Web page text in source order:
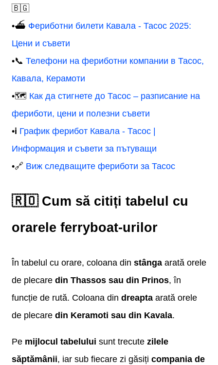
🇧🇬
•⛴️ Фериботни билети Кавала - Тасос 2025:
Цени и съвети
•📞 Телефони на фериботни компании в Тасос,
Кавала, Керамоти
•🗺️ Как да стигнете до Тасос – разписание на
фериботи, цени и полезни съвети
•ℹ️ График ферибот Кавала - Тасос |
Информация и съвети за пътуващи
•🔗 Виж следващите фериботи за Тасос
🇷🇴 Cum să citiți tabelul cu
orarele ferryboat-urilor
În tabelul cu orare, coloana din stânga arată orele
de plecare din Thassos sau din Prinos, în
funcție de rută. Coloana din dreapta arată orele
de plecare din Keramoti sau din Kavala.
Pe mijlocul tabelului sunt trecute zilele
săptămânii, iar sub fiecare zi găsiți compania de